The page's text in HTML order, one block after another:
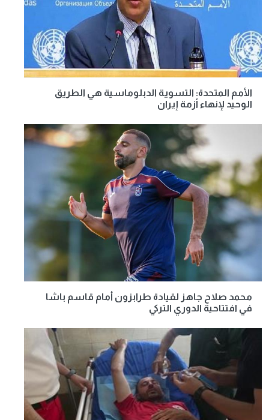
الأمم المتحدة: التسوية الدبلوماسية هي الطريق
الوحيد لإنهاء أزمة إيران
محمد صلاح جاهز لقيادة طرابزون أمام قاسم باشا
في افتتاحية الدوري التركي